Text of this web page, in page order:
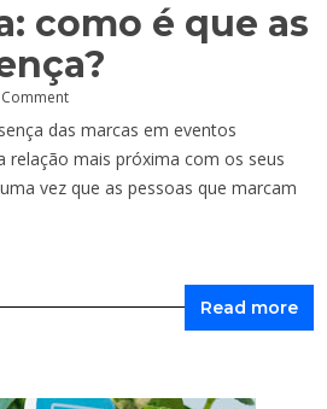
como é que as
das marcas em eventos
relação mais próxima com os seus
vez que as pessoas que marcam
Read more